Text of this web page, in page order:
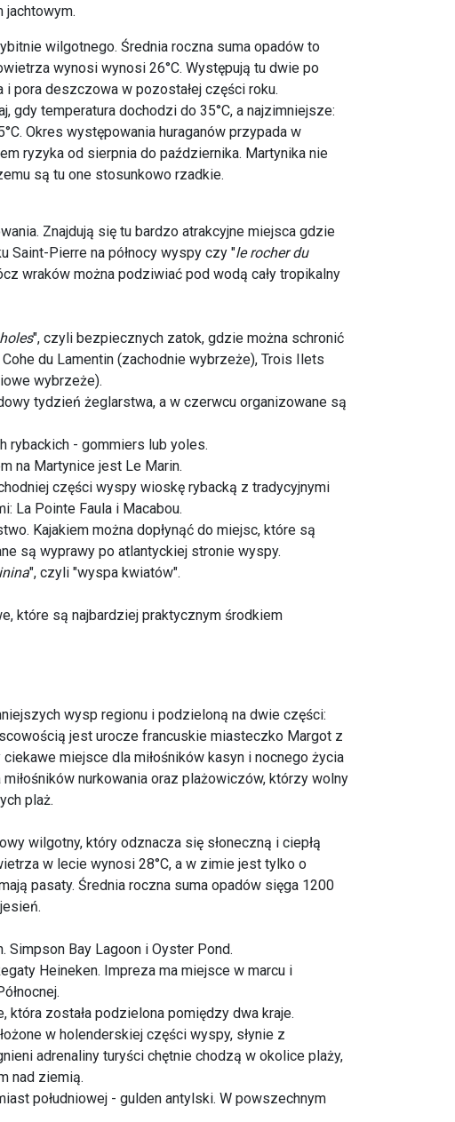
jachtowym.
wilgotnego. Średnia roczna suma opadów to
wynosi wynosi 26°C. Występują tu dwie po
i pora deszczowa w pozostałej części roku.
gdy temperatura dochodzi do 35°C, a najzimniejsze:
Okres występowania huraganów przypada w
ryzyka od sierpnia do października. Martynika nie
są tu one stosunkowo rzadkie.
Znajdują się tu bardzo atrakcyjne miejsca gdzie
Saint-Pierre na północy wyspy czy "le rocher du
wraków można podziwiać pod wodą cały tropikalny
", czyli bezpiecznych zatok, gdzie można schronić
du Lamentin (zachodnie wybrzeże), Trois Ilets
wybrzeże).
tydzień żeglarstwa, a w czerwcu organizowane są
rybackich - gommiers lub yoles.
na Martynice jest Le Marin.
części wyspy wioskę rybacką z tradycyjnymi
La Pointe Faula i Macabou.
Kajakiem można dopłynąć do miejsc, które są
są wyprawy po atlantyckiej stronie wyspy.
", czyli "wyspa kwiatów".
które są najbardziej praktycznym środkiem
wysp regionu i podzieloną na dwie części:
jest urocze francuskie miasteczko Margot z
miejsce dla miłośników kasyn i nocnego życia
nurkowania oraz plażowiczów, którzy wolny
plaż.
wilgotny, który odznacza się słoneczną i ciepłą
w lecie wynosi 28°C, a w zimie jest tylko o
pasaty. Średnia roczna suma opadów sięga 1200
Simpson Bay Lagoon i Oyster Pond.
Heineken. Impreza ma miejsce w marcu i
która została podzielona pomiędzy dwa kraje.
w holenderskiej części wyspy, słynie z
adrenaliny turyści chętnie chodzą w okolice plaży,
nad ziemią.
południowej - gulden antylski. W powszechnym